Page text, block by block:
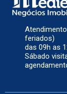
feriados)
das 09h as
Sábado